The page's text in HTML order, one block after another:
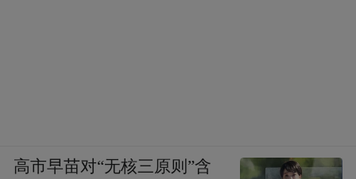
高市早苗对“无核三原则”含